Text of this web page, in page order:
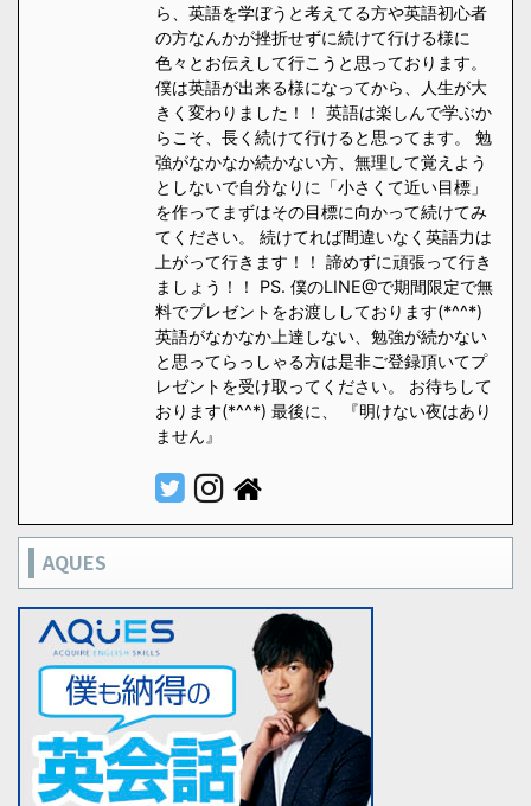
ら、英語を学ぼうと考えてる方や英語初心者
の方なんかが挫折せずに続けて行ける様に
色々とお伝えして行こうと思っております。
僕は英語が出来る様になってから、人生が大
きく変わりました！！ 英語は楽しんで学ぶか
らこそ、長く続けて行けると思ってます。 勉
強がなかなか続かない方、無理して覚えよう
としないで自分なりに「小さくて近い目標」
を作ってまずはその目標に向かって続けてみ
てください。 続けてれば間違いなく英語力は
上がって行きます！！ 諦めずに頑張って行き
ましょう！！ PS. 僕のLINE@で期間限定で無
料でプレゼントをお渡ししております(*^^*)
英語がなかなか上達しない、勉強が続かない
と思ってらっしゃる方は是非ご登録頂いてプ
レゼントを受け取ってください。 お待ちして
おります(*^^*) 最後に、 『明けない夜はあり
ません』
AQUES